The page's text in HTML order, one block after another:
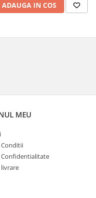
ADAUGA IN COS
MEU
Confidentialitate